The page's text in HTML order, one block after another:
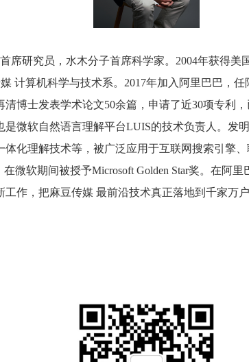
席研究员，水木分子首席科学家。2004年获得
媒 计算机科学与技术系。2017年加入阿里巴巴
博士发表学术论文50余篇，申请了近30项专利
微软自然语言理解平台LUIS的技术负责人。发
化理解技术等，被广泛应用于互联网搜索引擎
微软期间被授予Microsoft Golden Star奖。在
作，把麻豆传媒 最前沿技术真正落地到千家万